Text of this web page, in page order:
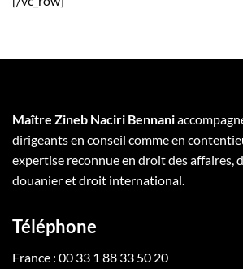
Maître Zineb Naciri Bennani
dirigeants en conseil comme en
expertise reconnue en droit des affaires,
douanier et droit international.
Téléphone
France : 00 33 1 88 33 50 20